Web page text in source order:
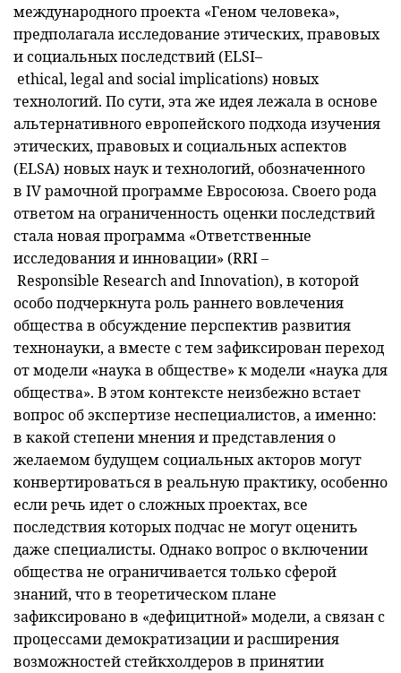
международного проекта «Геном человека»,
предполагала исследование этических, правовых
и социальных последствий (ELSI–
ethical, legal and social implications) новых
технологий. По сути, эта же идея лежала в основе
альтернативного европейского подхода изучения
этических, правовых и социальных аспектов
(ELSA) новых наук и технологий, обозначенного
в IV рамочной программе Евросоюза. Своего рода
ответом на ограниченность оценки последствий
стала новая программа «Ответственные
исследования и инновации» (RRI –
Responsible Research and Innovation), в которой
особо подчеркнута роль раннего вовлечения
общества в обсуждение перспектив развития
технонауки, а вместе с тем зафиксирован переход
от модели «наука в обществе» к модели «наука для
общества». В этом контексте неизбежно встает
вопрос об экспертизе неспециалистов, а именно:
в какой степени мнения и представления о
желаемом будущем социальных акторов могут
конвертироваться в реальную практику, особенно
если речь идет о сложных проектах, все
последствия которых подчас не могут оценить
даже специалисты. Однако вопрос о включении
общества не ограничивается только сферой
знаний, что в теоретическом плане
зафиксировано в «дефицитной» модели, а связан с
процессами демократизации и расширения
возможностей стейкхолдеров в принятии